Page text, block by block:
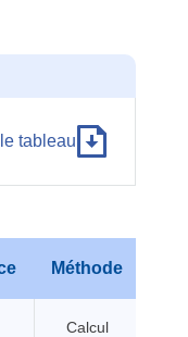
tableau
Méthode
Calcul